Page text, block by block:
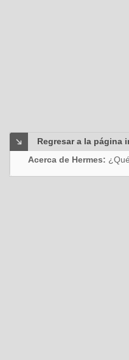
Regresar a la página
Acerca de Hermes: